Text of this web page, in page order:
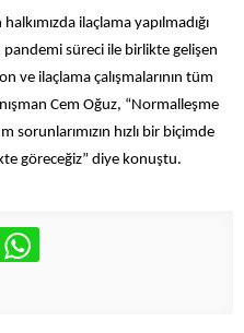
ilaçlama yapılmadığı
süreci ile birlikte gelişen
ve ilaçlama çalışmalarının tüm
Cem Oğuz, “Normalleşme
hızlı bir biçimde
göreceğiz” diye konuştu.